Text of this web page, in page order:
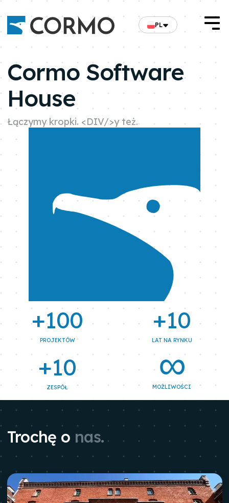
PL
Cormo Software
House
Łączymy kropki. <DIV/>y też.
+100
PROJEKTÓW
+10
LAT NA RYNKU
+10
ZESPÓŁ ∞
MOŻLIWOŚCI
Trochę o nas.